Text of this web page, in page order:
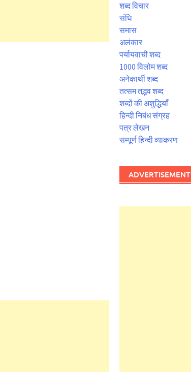
शब्द विचार
संधि
समास
अलंकार
पर्यायवाची शब्द
1000 विलोम शब्द
अनेकार्थी शब्द
तत्सम तद्भव शब्द
शब्दों की अशुद्धियाँ
हिन्दी निबंध संग्रह
पत्र लेखन
सम्पूर्ण हिन्दी व्याकरण
ADVERTISEMENT